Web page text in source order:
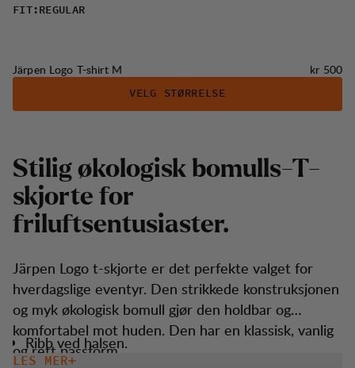
FIT: REGULAR
Järpen Logo T-shirt M Pris:
kr 500
VELG STØRRELSE
Stilig økologisk bomulls-T-
skjorte for
friluftsentusiaster.
Järpen Logo t-skjorte er det perfekte valget for
hverdagslige eventyr. Den strikkede konstruksjonen
og myk økologisk bomull gjør den holdbar og
komfortabel mot huden. Den har en klassisk, vanlig
og rett passform.
Ribb ved halsen.
LES MER